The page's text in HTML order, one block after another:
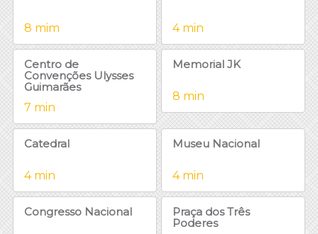
8 mim 4 min
Centro de
Convenções Ulysses
Guimarães
7 min
Memorial JK
8 min
Catedral
4 min
Museu Nacional
4 min
Congresso Nacional
Praça dos Três
Poderes